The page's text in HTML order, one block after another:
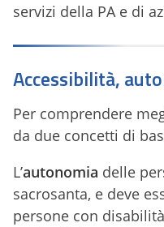
servizi della PA e di
Accessibilità,
Per comprendere
da due concetti di
L’autonomia delle
sacrosanta, e deve
persone con